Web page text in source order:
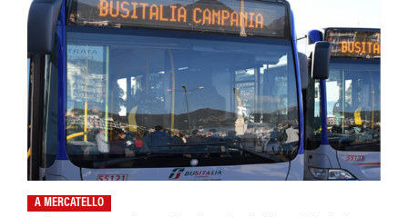
A MERCATELLO